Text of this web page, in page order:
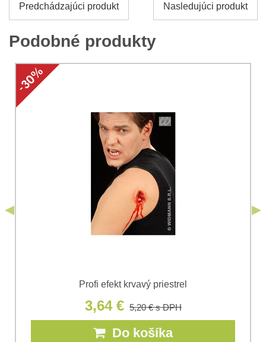
Meno:*
Súhlasím so spracovaním osobných údajov za účelom
odoslania formulára. Oboznámil som sa s
Ochrany osobných údajovspoločnosti Bomba
Váš e-mail:*
Vaša otázka k produktu:
Predchádzajúci produkt Nasledujúci produkt
Podobné produkty
Profi efekt krvavý priestrel
3,64 € 5,20 €s DPH
Do košíka